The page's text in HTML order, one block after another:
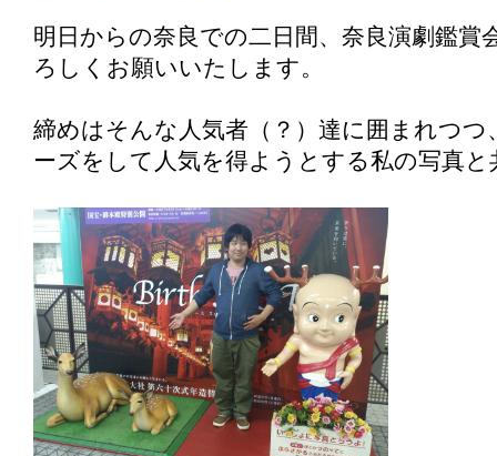
明日からの奈良での二日間、奈良演劇鑑賞
ろしくお願いいたします。
締めはそんな人気者（？）達に囲まれつ
ーズをして人気を得ようとする私の写真